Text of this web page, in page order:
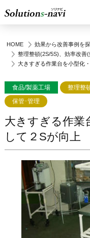
HOME
効果から改善事例を
整理整頓(2S/5S)
、効率改善(
大きすぎる作業台を小型化
食品/製薬工場 整理整
保管･管理
大きすぎる作業
して２Sが向上